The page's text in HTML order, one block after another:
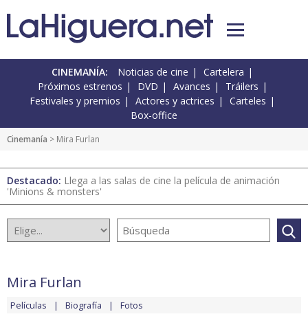
CINEMANÍA: Noticias de cine
Cartelera
Próximos estrenos
DVD Avances
Tráilers
Festivales y premios
Actores y actrices
Carteles
Box-office
Cinemanía > Mira Furlan
Destacado: Llega a las salas de cine la película de animación
'Minions & monsters'
Mira Furlan
Películas Biografía Fotos